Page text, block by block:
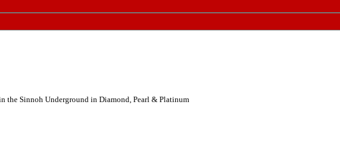
the Sinnoh Underground in Diamond, Pearl & Platinum